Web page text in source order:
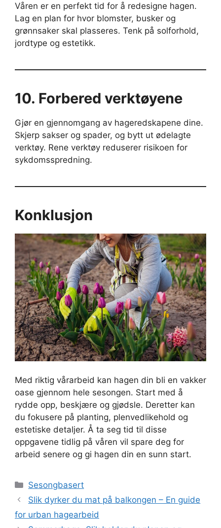
Våren er en perfekt tid for å redesigne hagen.
Lag en plan for hvor blomster, busker og
grønnsaker skal plasseres. Tenk på solforhold,
jordtype og estetikk.
10. Forbered verktøyene
Gjør en gjennomgang av hageredskapene dine.
Skjerp sakser og spader, og bytt ut ødelagte
verktøy. Rene verktøy reduserer risikoen for
sykdomsspredning.
Konklusjon
Med riktig vårarbeid kan hagen din bli en vakker
oase gjennom hele sesongen. Start med å
rydde opp, beskjære og gjødsle. Deretter kan
du fokusere på planting, plenvedlikehold og
estetiske detaljer. Å ta seg tid til disse
oppgavene tidlig på våren vil spare deg for
arbeid senere og gi hagen din en sunn start.
Kategorier
Sesongbasert
Slik dyrker du mat på balkongen – En guide
for urban hagearbeid